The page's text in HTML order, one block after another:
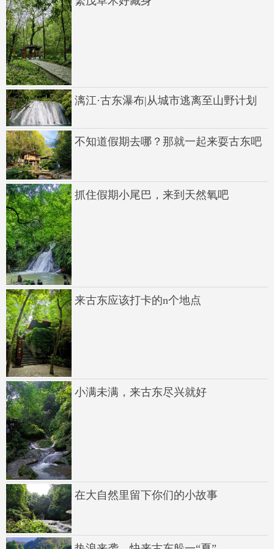
漓江·古东瀑布|从城市逃离至山野计划
不知道假期去哪？那就一起来耍古东吧
抓住假期小尾巴，来到天然氧吧
来古东应该打卡的n个地点
小满未满，来古东尽兴就好
在大自然里留下你们的小故事